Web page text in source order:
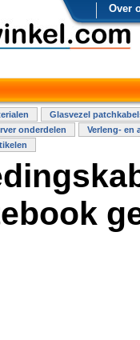
Over
Glasvezel
onderdelen
Verleng- en